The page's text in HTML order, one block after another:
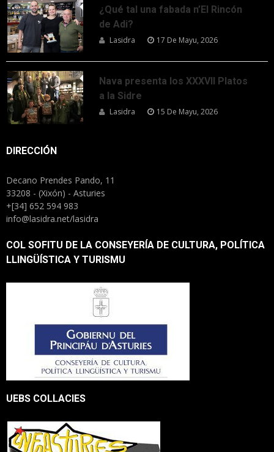
¿Qué tal una fabada n’El Rincón
de Adi?
Lasidra 17 De Mayu, 2026
Nava presenta los XXXVII Platos
a la Sidre
Lasidra 15 De Mayu, 2026
DIRECCIÓN
Decano Prendes Pando, 11
33208 - (Xixón) - Asturies
+[34] 652 594 983
info@lasidra.net/lasidra
COL SOFITU DE LA CONSEYERÍA DE CULTURA, POLÍTICA
LLINGÜÍSTICA Y TURISMU
UEBS COLLACIES